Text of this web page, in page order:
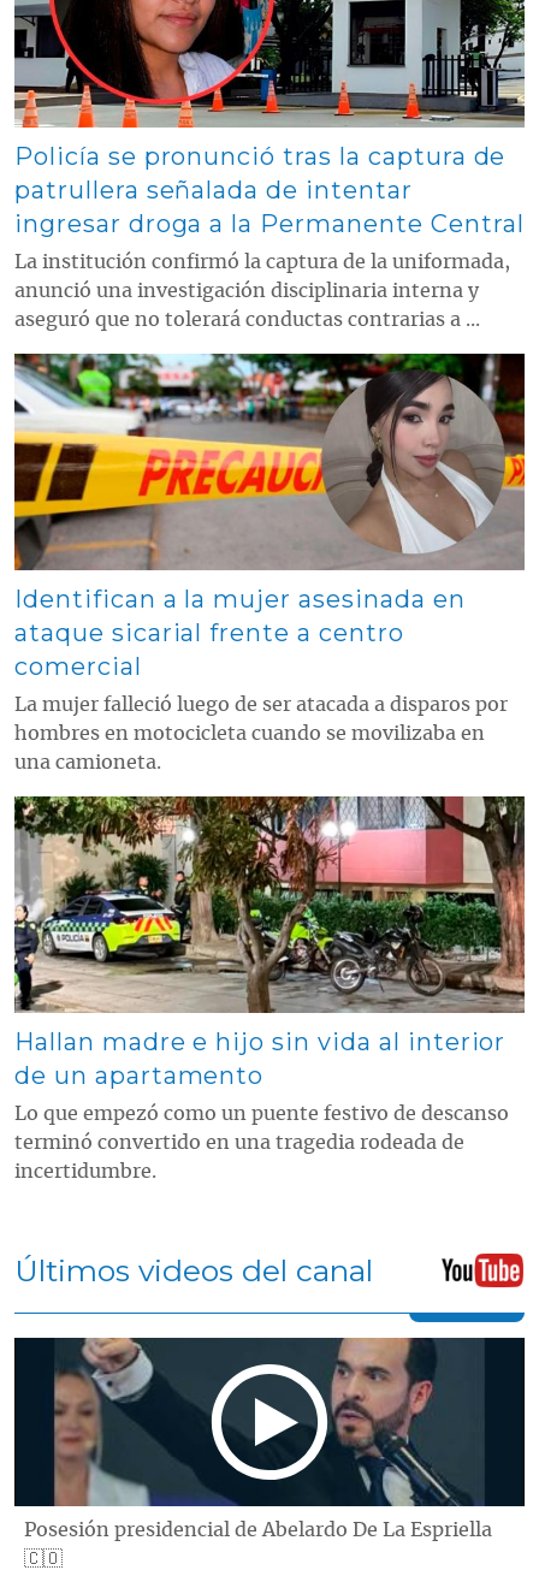
Policía se pronunció tras la captura de
patrullera señalada de intentar
ingresar droga a la Permanente Central
La institución confirmó la captura de la uniformada,
anunció una investigación disciplinaria interna y
aseguró que no tolerará conductas contrarias a ...
Contenido multimedia principal
Identifican a la mujer asesinada en
ataque sicarial frente a centro
comercial
La mujer falleció luego de ser atacada a disparos por
hombres en motocicleta cuando se movilizaba en
una camioneta.
Contenido multimedia principal
Hallan madre e hijo sin vida al interior
de un apartamento
Lo que empezó como un puente festivo de descanso
terminó convertido en una tragedia rodeada de
incertidumbre.
Últimos videos del canal
Posesión presidencial de Abelardo De La Espriella
🇨🇴